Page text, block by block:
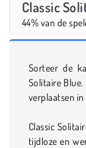
Classic
44% van de
Sorteer de
Solitaire
verplaatsen
Classic
tijdloze en